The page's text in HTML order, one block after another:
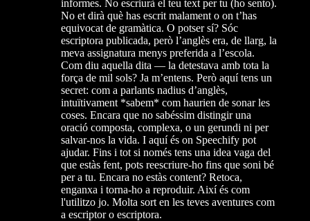
informes. No escriurà el teu text per tu (ho sento).
No et dirà què has escrit malament o on t’has
equivocat de gramàtica. O potser sí? Sóc
escriptora publicada, però l’anglès era, de llarg, la
meva assignatura menys preferida a l’escola.
Com diu aquella dita — la detestava amb tota la
força de mil sols? Ja m’entens. Però aquí tens un
secret: com a parlants nadius d’anglès,
intuïtivament *sabem* com haurien de sonar les
coses. Encara que no sabéssim distingir una
oració composta, complexa, o un gerundi ni per
salvar-nos la vida. I aquí és on Speechify pot
ajudar. Fins i tot si només tens una idea vaga del
que estàs fent, pots reescriure-ho fins que soni bé
per a tu. Encara no estàs content? Retoca,
enganxa i torna-ho a reproduir. Així és com
l'utilitzo jo. Molta sort en les teves aventures com
a escriptor o escriptora.